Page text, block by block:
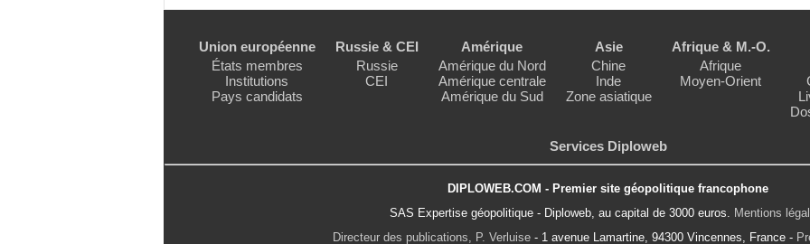
Union européenne
États membres
Institutions
Pays candidats
Russie & CEI
Russie
CEI
Amérique
Amérique du Nord
Amérique centrale
Amérique du Sud
Asie
Chine
Inde
Zone asiatique
Afrique & M.-O.
Afrique
Moyen-Orient
Services Diploweb
DIPLOWEB.COM - Premier site géopolitique francophone
SAS Expertise géopolitique - Diploweb, au capital de 3000 euros.
Mentions
Directeur des publications, P. Verluise - 1 avenue Lamartine, 94300 Vincennes, France -